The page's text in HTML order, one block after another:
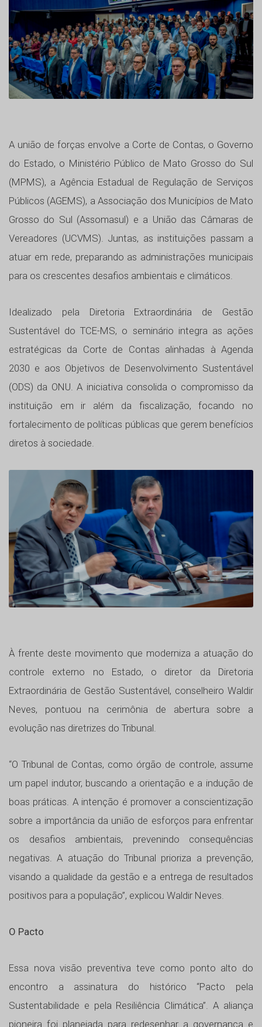
A união de forças envolve a Corte de Contas, o Governo
do Estado, o Ministério Público de Mato Grosso do Sul
(MPMS), a Agência Estadual de Regulação de Serviços
Públicos (AGEMS), a Associação dos Municípios de Mato
Grosso do Sul (Assomasul) e a União das Câmaras de
Vereadores (UCVMS). Juntas, as instituições passam a
atuar em rede, preparando as administrações municipais
para os crescentes desafios ambientais e climáticos.
Idealizado pela Diretoria Extraordinária de Gestão
Sustentável do TCE-MS, o seminário integra as ações
estratégicas da Corte de Contas alinhadas à Agenda
2030 e aos Objetivos de Desenvolvimento Sustentável
(ODS) da ONU. A iniciativa consolida o compromisso da
instituição em ir além da fiscalização, focando no
fortalecimento de políticas públicas que gerem benefícios
diretos à sociedade.
À frente deste movimento que moderniza a atuação do
controle externo no Estado, o diretor da Diretoria
Extraordinária de Gestão Sustentável, conselheiro Waldir
Neves, pontuou na cerimônia de abertura sobre a
evolução nas diretrizes do Tribunal.
“O Tribunal de Contas, como órgão de controle, assume
um papel indutor, buscando a orientação e a indução de
boas práticas. A intenção é promover a conscientização
sobre a importância da união de esforços para enfrentar
os desafios ambientais, prevenindo consequências
negativas. A atuação do Tribunal prioriza a prevenção,
visando a qualidade da gestão e a entrega de resultados
positivos para a população”, explicou Waldir Neves.
O Pacto
Essa nova visão preventiva teve como ponto alto do
encontro a assinatura do histórico “Pacto pela
Sustentabilidade e pela Resiliência Climática”. A aliança
pioneira foi planejada para redesenhar a governança e